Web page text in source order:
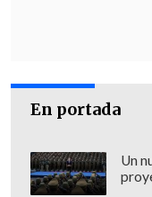
En portada
Un